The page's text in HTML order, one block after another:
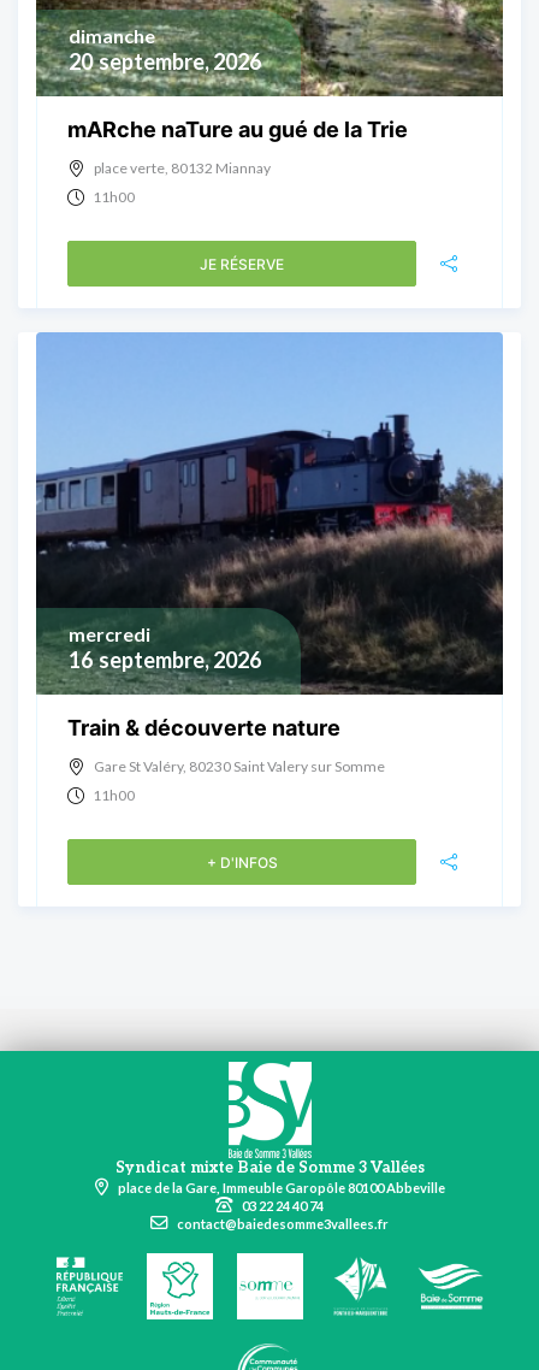
20 septembre, 2026
dimanche
mARche naTure au gué de la Trie
place verte, 80132 Miannay
11h00
JE RÉSERVE
16 septembre, 2026
mercredi
Train & découverte nature
Gare St Valéry, 80230 Saint Valery sur Somme
11h00
+ D'INFOS
Syndicat mixte Baie de Somme 3 Vallées
place de la Gare, Immeuble Garopôle 80100 Abbeville
03 22 24 40 74
contact@baiedesomme3vallees.fr